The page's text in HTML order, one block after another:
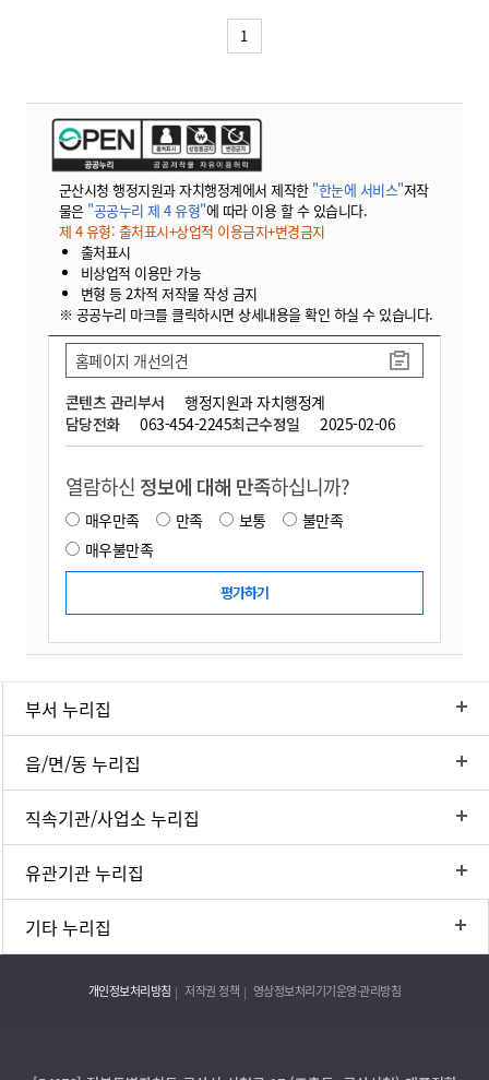
1
군산시청 행정지원과 자치행정계에서 제작한 "한눈에 서비스"저작
물은 "공공누리 제 4 유형"에 따라 이용 할 수 있습니다.
제 4 유형: 출처표시+상업적 이용금지+변경금지
출처표시
비상업적 이용만 가능
변형 등 2차적 저작물 작성 금지
※ 공공누리 마크를 클릭하시면 상세내용을 확인 하실 수 있습니다.
콘텐츠 관리부서
행정지원과 자치행정계
담당전화
063-454-2245최근수정일 2025-02-06
홈페이지 개선의견
열람하신 정보에 대해 만족하십니까?
매우만족 만족 보통
불만족
매우불만족
부서 누리집
읍/면/동 누리집
직속기관/사업소 누리집
유관기관 누리집
기타 누리집
개인정보처리방침 저작권 정책 영상정보처리기기운영·관리방침